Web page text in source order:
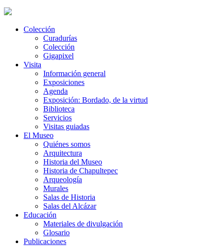
Colección
Curadurías
Colección
Gigapixel
Visita
Información general
Exposiciones
Agenda
Exposición: Bordado, de la virtud
Biblioteca
Servicios
Visitas guiadas
El Museo
Quiénes somos
Arquitectura
Historia del Museo
Historia de Chapultepec
Arqueología
Murales
Salas de Historia
Salas del Alcázar
Educación
Materiales de divulgación
Glosario
Publicaciones